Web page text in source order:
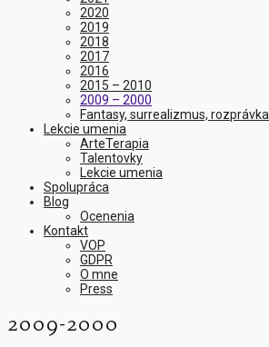
2020
2019
2018
2017
2016
2015 – 2010
2009 – 2000
Fantasy, surrealizmus, rozprávka
Lekcie umenia
ArteTerapia
Talentovky
Lekcie umenia
Spolupráca
Blog
Ocenenia
Kontakt
VOP
GDPR
O mne
Press
2009-2000